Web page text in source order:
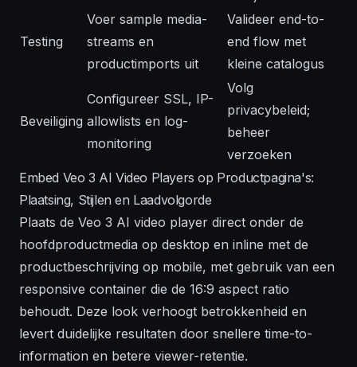
Testing
Voer sample media-
streams en
productimports uit
Valideer end-to-
end flow met
kleine catalogus
Beveiliging
Configureer SSL, IP-
allowlists en log-
monitoring
Volg
privacybeleid;
beheer
verzoeken
Embed Veo 3 AI Video Players op Productpagina's:
Plaatsing, Stijlen en Laadvolgorde
Plaats de Veo 3 AI video player direct onder de
hoofdproductmedia op desktop en inline met de
productbeschrijving op mobile, met gebruik van een
responsive container die de 16:9 aspect ratio
behoudt. Deze look verhoogt betrokkenheid en
levert duidelijke resultaten door snellere time-to-
information en betere viewer-retentie.